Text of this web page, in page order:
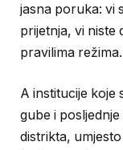
jasna poruka: vi
prijetnja, vi niste
pravilima režima.
A institucije koje
gube i
distrikta,